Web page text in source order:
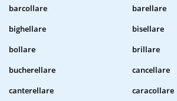
barcollare
barellare
bighellare
bisellare
bollare
brillare
bucherellare
cancellare
canterellare
caracollare